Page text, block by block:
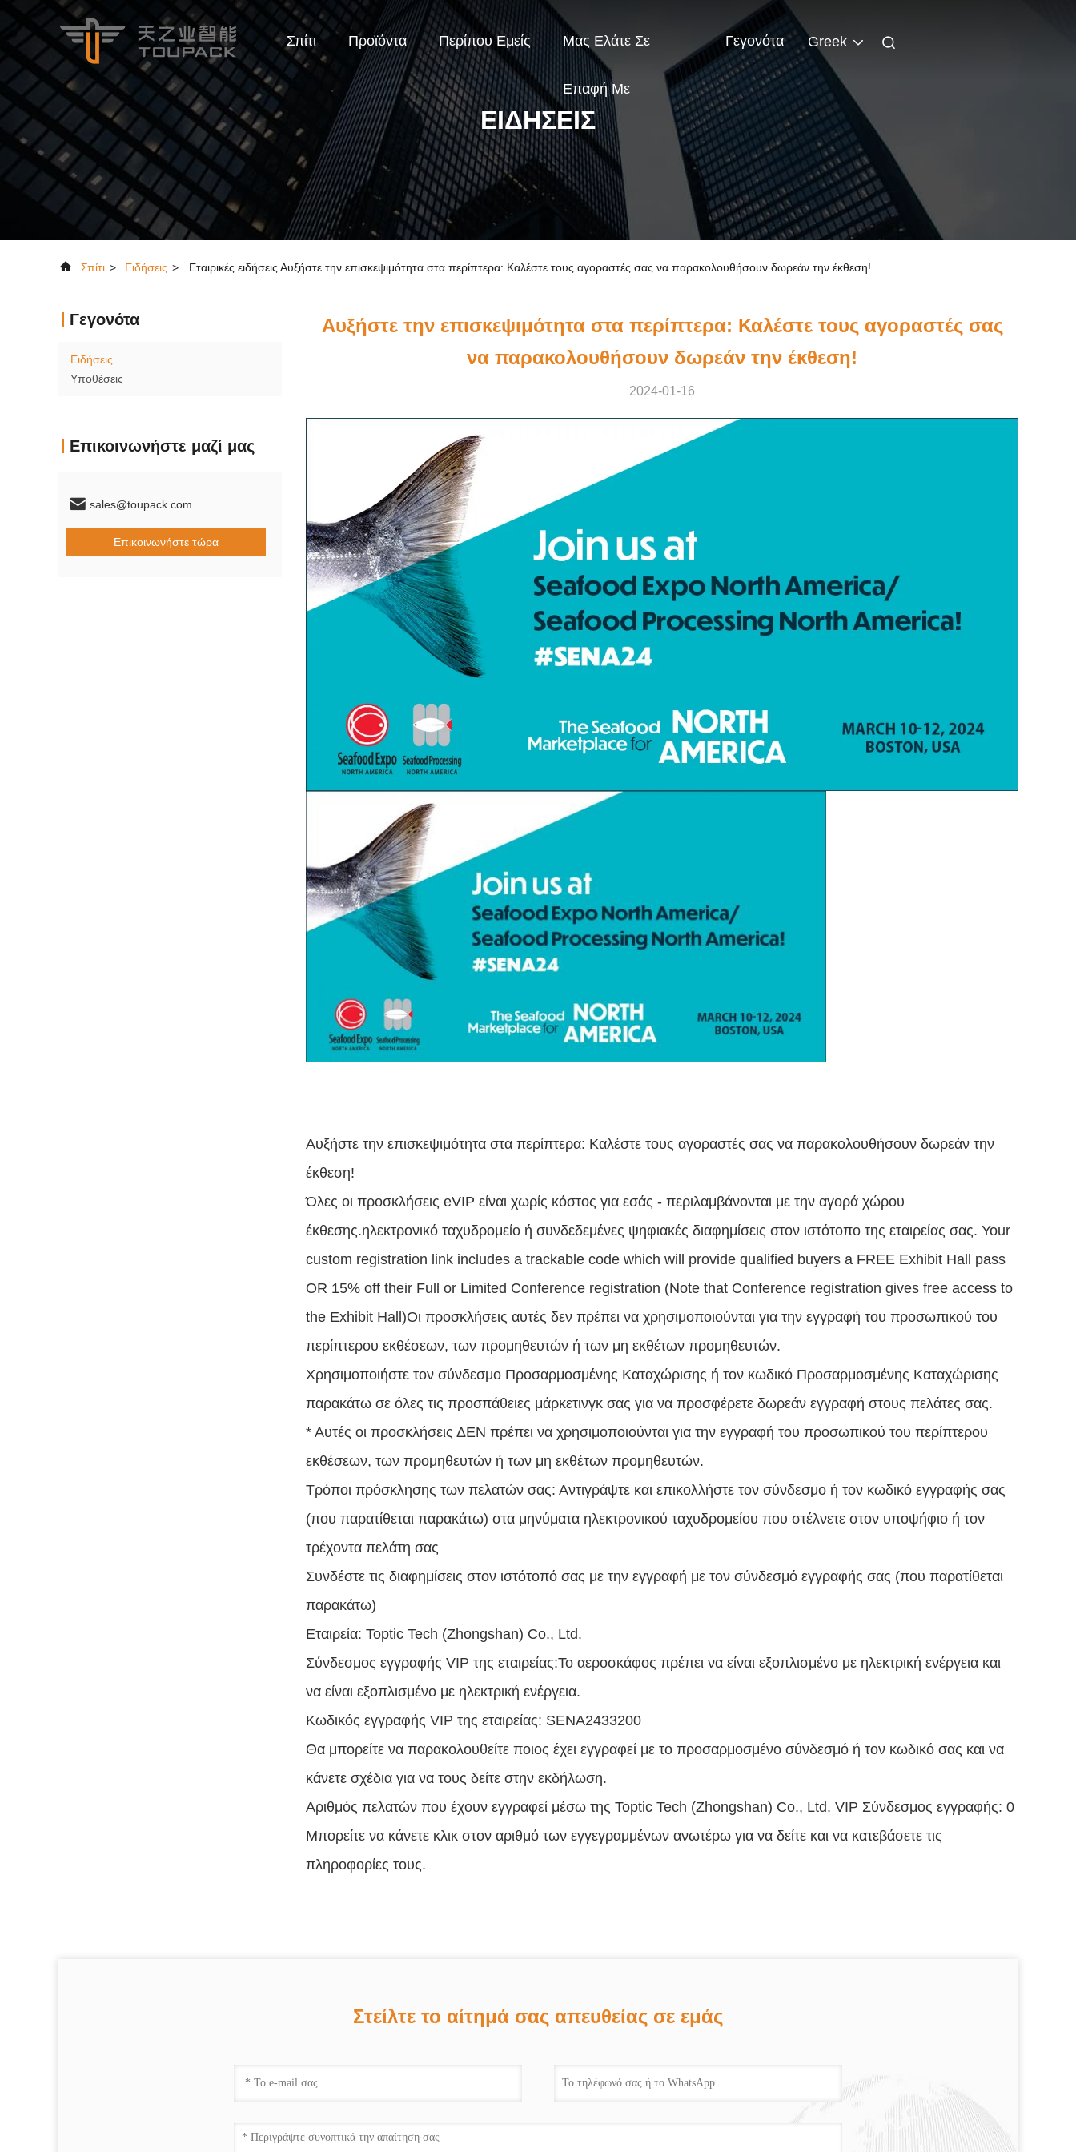
Σπίτι Προϊόντα Περίπου Εμείς Μας Ελάτε Σε
Επαφή Με
Γεγονότα Greek
ΕΙΔΉΣΕΙΣ
Σπίτι > Ειδήσεις > Εταιρικές ειδήσεις Αυξήστε την επισκεψιμότητα στα περίπτερα: Καλέστε τους αγοραστές σας να παρακολουθήσουν δωρεάν την έκθεση!
Γεγονότα
Ειδήσεις
Υποθέσεις
Επικοινωνήστε μαζί μας
sales@toupack.com
Επικοινωνήστε τώρα
Αυξήστε την επισκεψιμότητα στα περίπτερα: Καλέστε τους αγοραστές σας
να παρακολουθήσουν δωρεάν την έκθεση!
2024-01-16
Αυξήστε την επισκεψιμότητα στα περίπτερα: Καλέστε τους αγοραστές σας να παρακολουθήσουν δωρεάν την
έκθεση!
Όλες οι προσκλήσεις eVIP είναι χωρίς κόστος για εσάς - περιλαμβάνονται με την αγορά χώρου
έκθεσης.ηλεκτρονικό ταχυδρομείο ή συνδεδεμένες ψηφιακές διαφημίσεις στον ιστότοπο της εταιρείας σας. Your
custom registration link includes a trackable code which will provide qualified buyers a FREE Exhibit Hall pass
OR 15% off their Full or Limited Conference registration (Note that Conference registration gives free access to
the Exhibit Hall)Οι προσκλήσεις αυτές δεν πρέπει να χρησιμοποιούνται για την εγγραφή του προσωπικού του
περίπτερου εκθέσεων, των προμηθευτών ή των μη εκθέτων προμηθευτών.
Χρησιμοποιήστε τον σύνδεσμο Προσαρμοσμένης Καταχώρισης ή τον κωδικό Προσαρμοσμένης Καταχώρισης
παρακάτω σε όλες τις προσπάθειες μάρκετινγκ σας για να προσφέρετε δωρεάν εγγραφή στους πελάτες σας.
* Αυτές οι προσκλήσεις ΔΕΝ πρέπει να χρησιμοποιούνται για την εγγραφή του προσωπικού του περίπτερου
εκθέσεων, των προμηθευτών ή των μη εκθέτων προμηθευτών.
Τρόποι πρόσκλησης των πελατών σας: Αντιγράψτε και επικολλήστε τον σύνδεσμο ή τον κωδικό εγγραφής σας
(που παρατίθεται παρακάτω) στα μηνύματα ηλεκτρονικού ταχυδρομείου που στέλνετε στον υποψήφιο ή τον
τρέχοντα πελάτη σας
Συνδέστε τις διαφημίσεις στον ιστότοπό σας με την εγγραφή με τον σύνδεσμό εγγραφής σας (που παρατίθεται
παρακάτω)
Εταιρεία: Toptic Tech (Zhongshan) Co., Ltd.
Σύνδεσμος εγγραφής VIP της εταιρείας:Το αεροσκάφος πρέπει να είναι εξοπλισμένο με ηλεκτρική ενέργεια και
να είναι εξοπλισμένο με ηλεκτρική ενέργεια.
Κωδικός εγγραφής VIP της εταιρείας: SENA2433200
Θα μπορείτε να παρακολουθείτε ποιος έχει εγγραφεί με το προσαρμοσμένο σύνδεσμό ή τον κωδικό σας και να
κάνετε σχέδια για να τους δείτε στην εκδήλωση.
Αριθμός πελατών που έχουν εγγραφεί μέσω της Toptic Tech (Zhongshan) Co., Ltd. VIP Σύνδεσμος εγγραφής: 0
Μπορείτε να κάνετε κλικ στον αριθμό των εγγεγραμμένων ανωτέρω για να δείτε και να κατεβάσετε τις
πληροφορίες τους.
Στείλτε το αίτημά σας απευθείας σε εμάς